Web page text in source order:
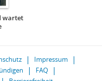
wartet
Impressum
FAQ